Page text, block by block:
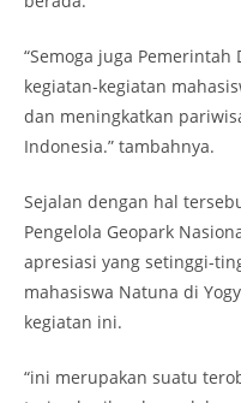
“Semoga juga
kegiatan-kegiatan
dan meningkatkan
Indonesia.” tambahnya.
Sejalan dengan hal
Pengelola Geopark
apresiasi yang setinggi-
mahasiswa Natuna di
kegiatan ini.
“ini merupakan suatu